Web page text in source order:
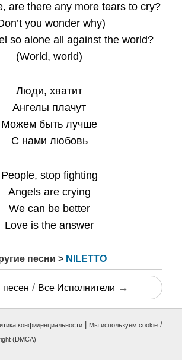
are there any more tears to cry?
you wonder why)
so alone all against the world?
(World, world)
Люди, хватит
Ангелы плачут
Можем быть лучше
С нами любовь
People, stop fighting
Angels are crying
We can be better
Love is the answer
песни > NILETTO
песен / Все Исполнители →
конфиденциальности Мы используем cookie /
(DMCA)